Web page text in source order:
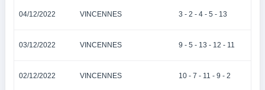
04/12/2022 VINCENNES 3 - 2 - 4 - 5 - 13
03/12/2022 VINCENNES 9 - 5 - 13 - 12 - 11
02/12/2022 VINCENNES 10 - 7 - 11 - 9 - 2